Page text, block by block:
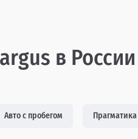
в России
Авто с пробегом